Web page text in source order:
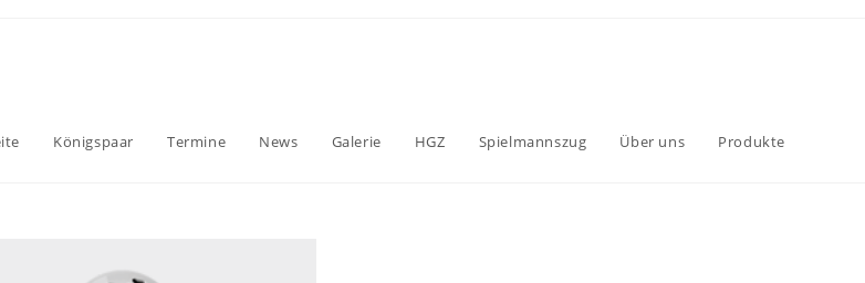
Königspaar Termine News Galerie HGZ Spielmannszug Über uns Produkte